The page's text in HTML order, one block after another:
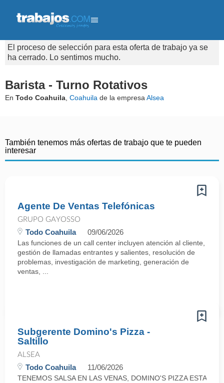
El proceso de selección para esta oferta de trabajo ya se
ha cerrado. Lo sentimos mucho.
Barista - Turno Rotativos
En Todo Coahuila Coahuila de la empresa Alsea
También tenemos más ofertas de trabajo que te pueden
interesar
Agente De Ventas Telefónicas
GRUPO GAYOSSO
Todo Coahuila 09/06/2026
Las funciones de un call center incluyen atención al cliente,
gestión de llamadas entrantes y salientes, resolución de
problemas, investigación de marketing, generación de
ventas, ...
Subgerente Domino's Pizza -
Saltillo
ALSEA
Todo Coahuila 11/06/2026
TENEMOS SALSA EN LAS VENAS, DOMINO'S PIZZA ESTA